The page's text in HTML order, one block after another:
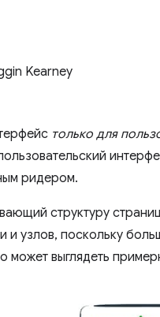
Kearney
только для
ридером.
структуру
узлов, поскольку
может выглядеть